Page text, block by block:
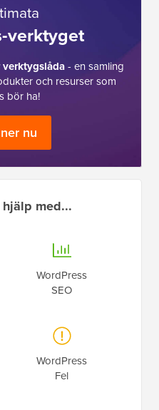
verktyget
- en samling
och resurser som
bör ha!
nu
med...
WordPress
SEO
WordPress
Fel